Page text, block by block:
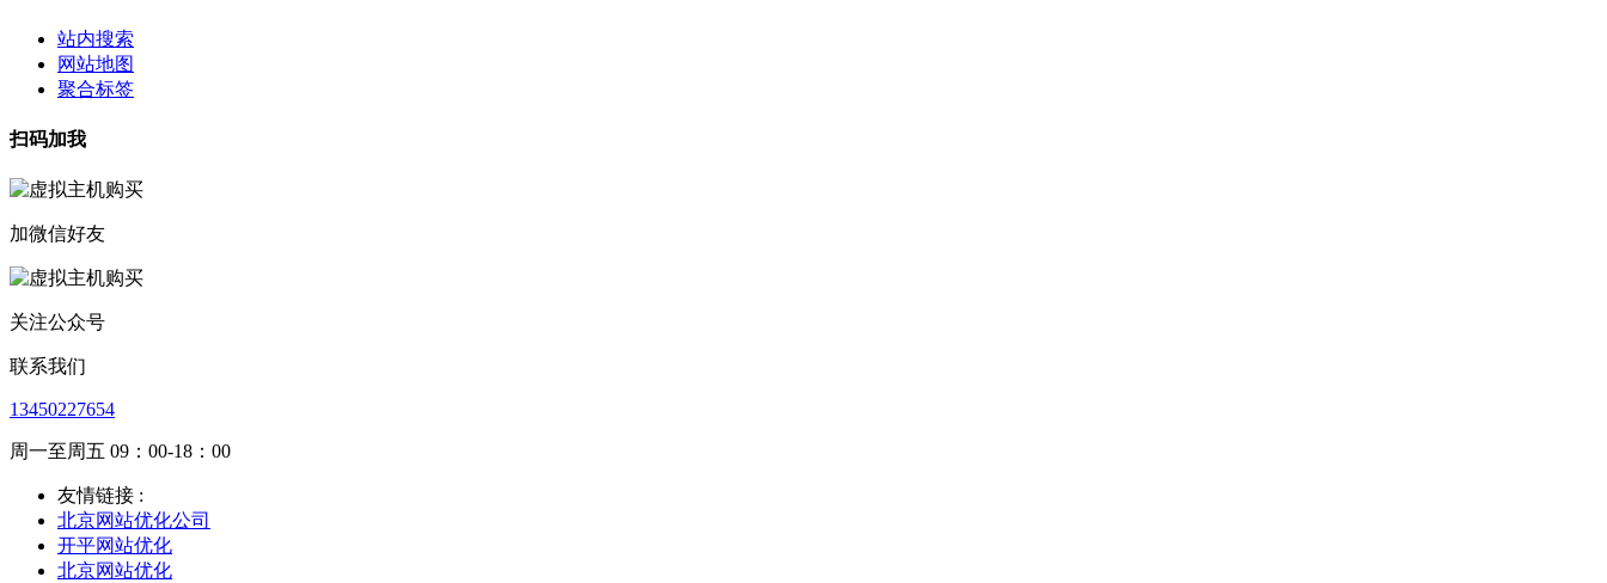
站内搜索
网站地图
聚合标签
扫码加我
加微信好友
关注公众号
联系我们
13450227654
周一至周五 09：00-18：00
友情链接 :
北京网站优化公司
开平网站优化
北京网站优化